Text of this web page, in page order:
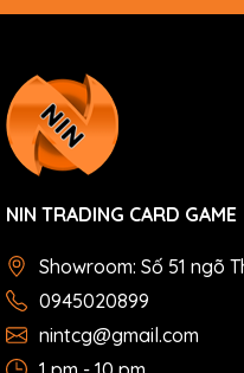
NIN TRADING CARD GAME
Showroom: Số 51 ngõ
0945020899
nintcg@gmail.com